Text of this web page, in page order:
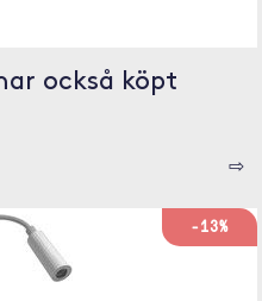
också köpt
⇨
-13%